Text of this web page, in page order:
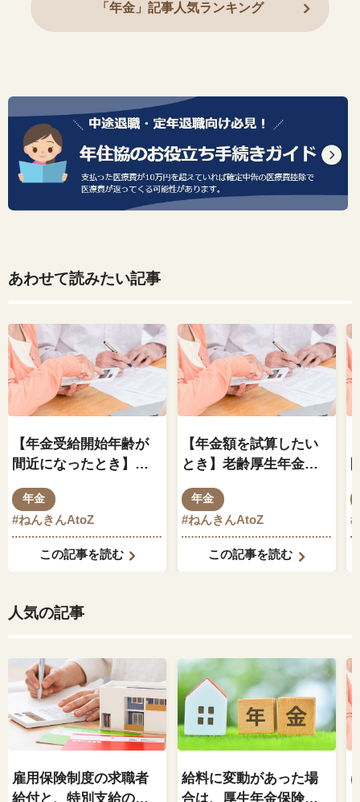
「年金」記事人気ランキング
あわせて読みたい記事
【年金受給開始年齢が
間近になったとき】公
務員も同様に特別支給
の老齢厚生年金が支給
されますか？
年金
#ねんきんAtoZ
この記事を読む
【年金額を試算したい
とき】老齢厚生年金を
ケースごとに試算して
みましょう（加入時期
による年金額）
年金
#ねんきんAtoZ
この記事を読む
#
人気の記事
雇用保険制度の求職者
給付と、特別支給の老
給料に変動があった場
合は、厚生年金保険料